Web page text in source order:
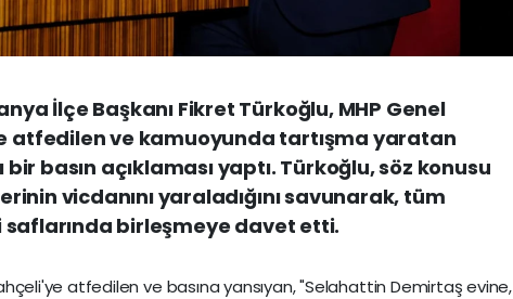
İlçe Başkanı Fikret Türkoğlu, MHP Genel
atfedilen ve kamuoyunda tartışma yaratan
basın açıklaması yaptı. Türkoğlu, söz konusu
vicdanını yaraladığını savunarak, tüm
birleşmeye davet etti.
atfedilen ve basına yansıyan, "Selahattin Demirtaş evine,